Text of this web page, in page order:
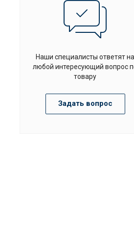
Наши специалисты ответят на
любой интересующий вопрос
товару
Задать вопрос